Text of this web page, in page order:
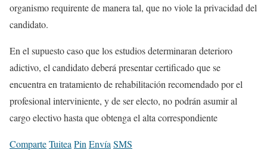
organismo requirente de manera tal, que no viole la privacidad del
candidato.
En el supuesto caso que los estudios determinaran deterioro
adictivo, el candidato deberá presentar certificado que se
encuentra en tratamiento de rehabilitación recomendado por el
profesional interviniente, y de ser electo, no podrán asumir al
cargo electivo hasta que obtenga el alta correspondiente
ComparteTuitea Pin Envía SMS